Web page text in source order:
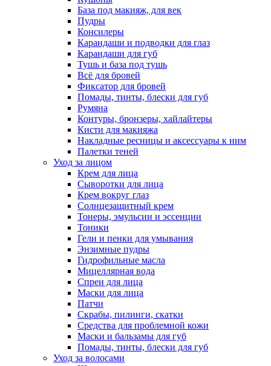
База под макияж, для век
Пудры
Консилеры
Карандаши и подводки для глаз
Карандаши для губ
Тушь и база под тушь
Всё для бровей
Фиксатор для бровей
Помады, тинты, блески для губ
Румяна
Контуры, бронзеры, хайлайтеры
Кисти для макияжа
Накладные ресницы и аксессуары к ним
Палетки теней
Уход за лицом
Крем для лица
Сыворотки для лица
Крем вокруг глаз
Солнцезащитный крем
Тонеры, эмульсии и эссенции
Тоники
Гели и пенки для умывания
Энзимные пудры
Гидрофильные масла
Мицеллярная вода
Спреи для лица
Маски для лица
Патчи
Скрабы, пилинги, скатки
Средства для проблемной кожи
Маски и бальзамы для губ
Помады, тинты, блески для губ
Уход за волосами